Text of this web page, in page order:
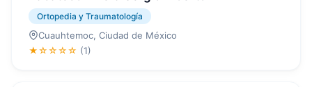
Ortopedia y Traumatología
Cuauhtemoc, Ciudad de México
★☆☆☆☆ (1)